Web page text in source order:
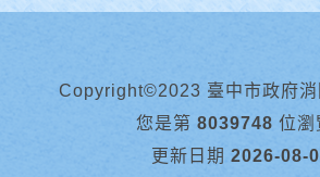
Copyright©2023 臺中市政府消
您是第 8039748 位瀏
更新日期 2026-08-